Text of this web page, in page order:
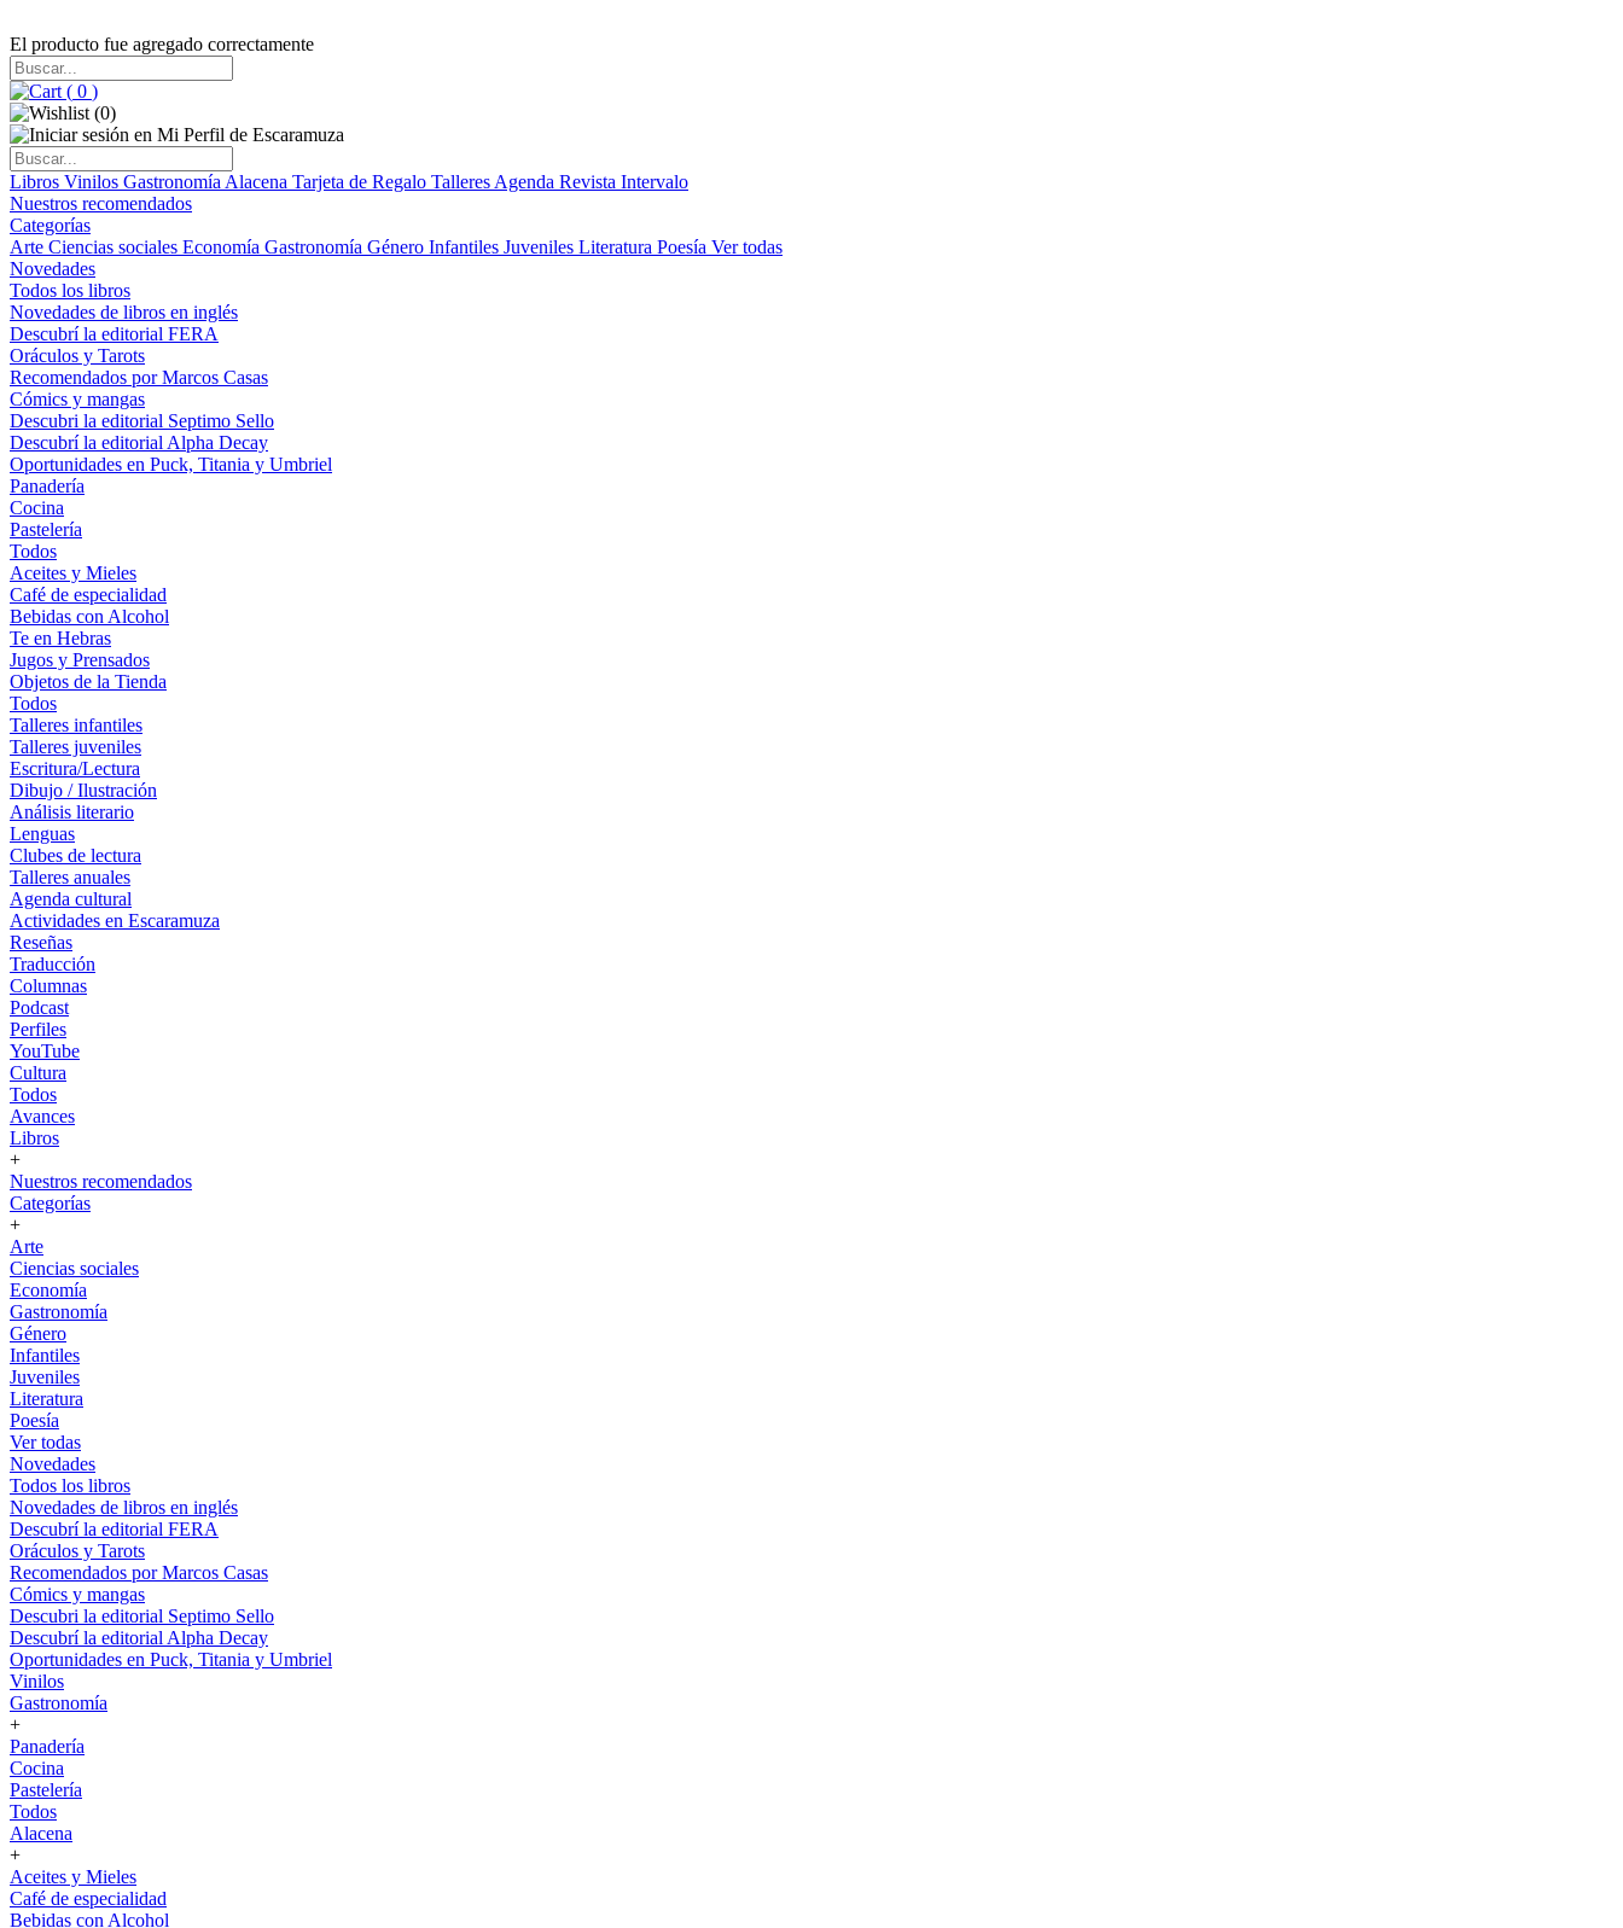
El producto fue agregado correctamente
( 0 )
(0)
Libros Vinilos Gastronomía Alacena Tarjeta de Regalo Talleres Agenda Revista Intervalo
Nuestros recomendados
Categorías
Arte Ciencias sociales Economía Gastronomía Género Infantiles Juveniles Literatura Poesía Ver todas
Novedades
Todos los libros
Novedades de libros en inglés
Descubrí la editorial FERA
Oráculos y Tarots
Recomendados por Marcos Casas
Cómics y mangas
Descubri la editorial Septimo Sello
Descubrí la editorial Alpha Decay
Oportunidades en Puck, Titania y Umbriel
Panadería
Cocina
Pastelería
Todos
Aceites y Mieles
Café de especialidad
Bebidas con Alcohol
Te en Hebras
Jugos y Prensados
Objetos de la Tienda
Todos
Talleres infantiles
Talleres juveniles
Escritura/Lectura
Dibujo / Ilustración
Análisis literario
Lenguas
Clubes de lectura
Talleres anuales
Agenda cultural
Actividades en Escaramuza
Reseñas
Traducción
Columnas
Podcast
Perfiles
YouTube
Cultura
Todos
Avances
Libros
+
Nuestros recomendados
Categorías
+
Arte
Ciencias sociales
Economía
Gastronomía
Género
Infantiles
Juveniles
Literatura
Poesía
Ver todas
Novedades
Todos los libros
Novedades de libros en inglés
Descubrí la editorial FERA
Oráculos y Tarots
Recomendados por Marcos Casas
Cómics y mangas
Descubri la editorial Septimo Sello
Descubrí la editorial Alpha Decay
Oportunidades en Puck, Titania y Umbriel
Vinilos
Gastronomía
+
Panadería
Cocina
Pastelería
Todos
Alacena
+
Aceites y Mieles
Café de especialidad
Bebidas con Alcohol